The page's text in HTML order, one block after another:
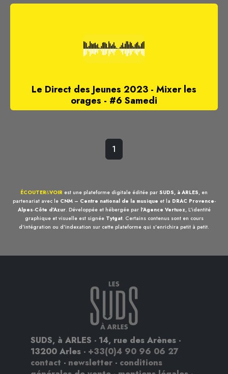
Le Direct des Jeunes 2023 - Mixer les
orages - #6 Samedi
1
ÉCOUTER&VOIR est une plateforme digitale éditée par SUDS, à ARLES, en
partenariat avec le CNM – Centre national de la musique et la DRAC Provence-
Alpes-Côte d'Azur. Développée et hébergée par l'Agence Vertuoz, L'identité
graphique et visuelle est signée Tytgat. Certains contenus sont en cours
d'intégration ou d'indexation sur cette plateforme qui s'enrichira petit à petit.
SUDS, à ARLES - 14, rue des Arènes -
13200 Arles - +33(0)4 90 96 06 27
contact - newsletter - conditions